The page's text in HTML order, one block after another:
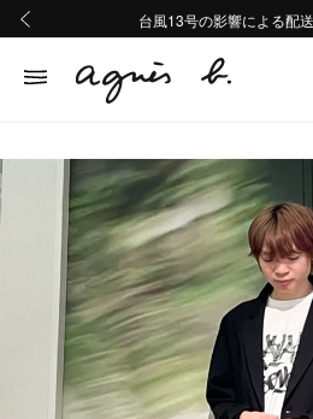
熊本地域地震の影響による
Summer Sale
台風13号の影響による配
熊本地域地震の影響による
Summer Sale